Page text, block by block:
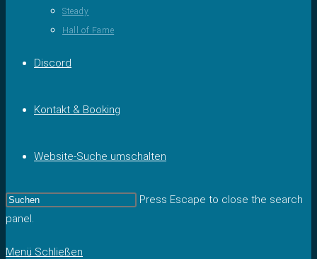
Steady
Hall of Fame
Discord
Kontakt & Booking
Website-Suche umschalten
Press Escape to close the search
panel.
Menü Schließen